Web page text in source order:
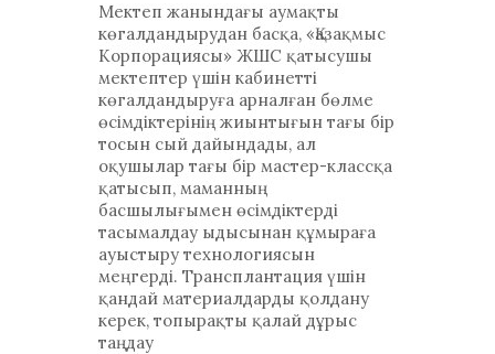
Мектеп жанындағы аумақты
көгалдандырудан басқа, «Қазақмыс
Корпорациясы» ЖШС қатысушы
мектептер үшін кабинетті
көгалдандыруға арналған бөлме
өсімдіктерінің жиынтығын тағы бір
тосын сый дайындады, ал
оқушылар тағы бір мастер-классқа
қатысып, маманның
басшылығымен өсімдіктерді
тасымалдау ыдысынан құмыраға
ауыстыру технологиясын
меңгерді. Трансплантация үшін
қандай материалдарды қолдану
керек, топырақты қалай дұрыс
таңдау